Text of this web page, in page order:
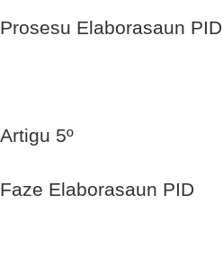
Prosesu Elaborasaun PID
Artigu 5º
Faze Elaborasaun PID